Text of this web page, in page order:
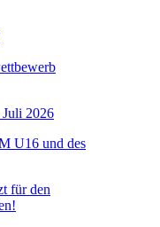
2026
U16 und des
für den